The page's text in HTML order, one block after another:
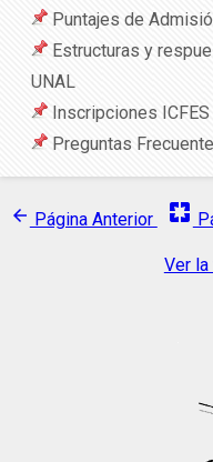
Puntajes de
Estructuras y
UNAL
Inscripciones
Preguntas
arrow_back Página Anterior pages
Ver